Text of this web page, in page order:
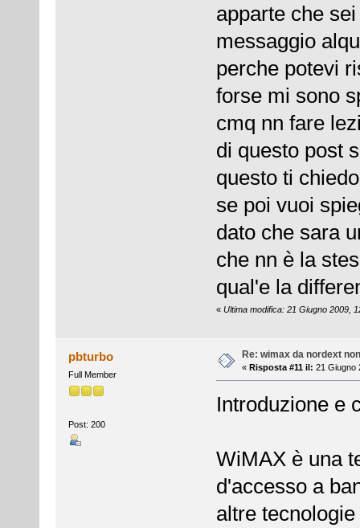
apparte che
messaggio
perche potevi
forse mi sono
cmq nn fare
di questo post
questo ti
se poi vuoi
dato che sara
che nn è la
qual'e la
« Ultima modifica: 21 Giugno 2009,
pbturbo
Full Member
Post: 200
Re: wimax da nordext
« Risposta #11 il: 21 Giugno
Introduzione e
WiMAX è una
d'accesso a
altre